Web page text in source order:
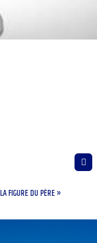
FIGURE DU PÈRE »